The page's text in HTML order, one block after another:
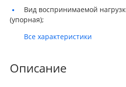
Вид воспринимаемой
(упорная);
Все характеристики
Описание